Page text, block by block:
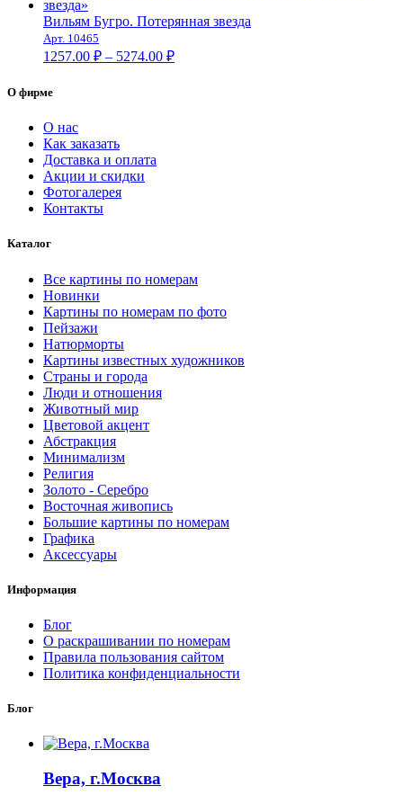
–
Вильям Бугро. Потерянная звезда
Арт. 10465
1257.00 ₽ – 5274.00 ₽Диапазон
О фирме
О нас
Как заказать
Доставка и оплата
Акции и скидки
Фотогалерея
Контакты
Каталог
Все картины по номерам
Новинки
Картины по номерам по фото
Пейзажи
Натюрморты
Картины известных художников
Страны и города
Люди и отношения
Животный мир
Цветовой акцент
Абстракция
Минимализм
Религия
Золото - Серебро
Восточная живопись
Большие картины по номерам
Графика
Аксессуары
Информация
Блог
О раскрашивании по номерам
Правила пользования сайтом
Политика конфиденциальности
Блог
Вера, г.Москва